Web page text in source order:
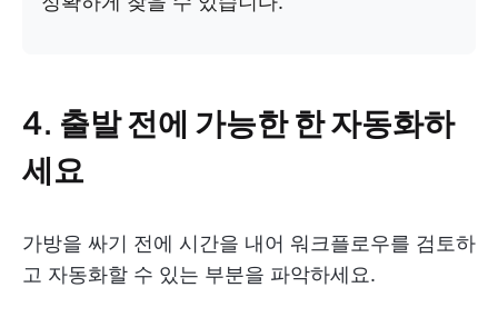
4. 출발 전에 가능한 한 자동화하
세요
가방을 싸기 전에 시간을 내어 워크플로우를 검토하
고 자동화할 수 있는 부분을 파악하세요.